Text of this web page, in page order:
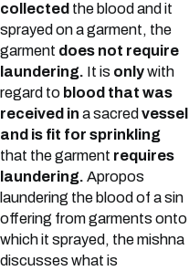
collected the blood and it
sprayed on a garment, the
garment does not require
laundering. It is onlywith
regard to blood that was
received in a sacred vessel
and is fit for sprinkling
that the garment requires
laundering. Apropos
laundering the blood of a sin
offering from garments onto
which it sprayed, the mishna
discusses what is